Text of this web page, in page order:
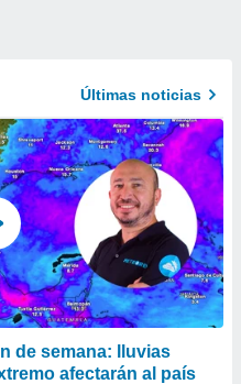
Últimas noticias
de semana: lluvias
afectarán al país